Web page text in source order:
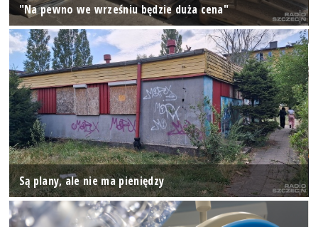
"Na pewno we wrześniu będzie duża cena"
Są plany, ale nie ma pieniędzy